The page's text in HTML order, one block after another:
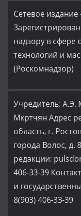
Сетевое издание
надзору в
технологий и
(Роскомнадзор)
Учредитель: А.Э.
Мкртчян Адрес
область, г.
города Волос, д.
редакции:
406-33-39
и
8(903) 406-33-39